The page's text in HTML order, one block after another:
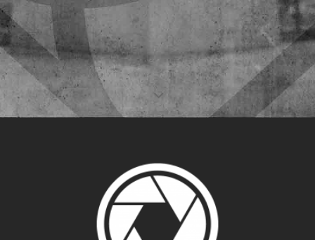
DEPARTAMENTO PRENSA
prensa@criselcomunicacion.com
691 269 104